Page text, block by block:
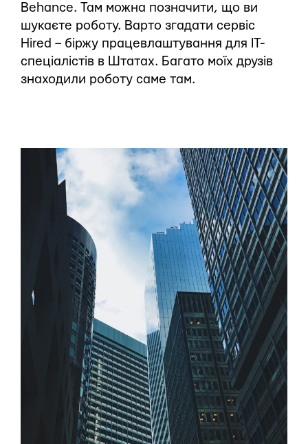
Behance. Там можна позначити, що ви
шукаєте роботу. Варто згадати сервіс
Hired – біржу працевлаштування для IT-
спеціалістів в Штатах. Багато моїх друзів
знаходили роботу саме там.